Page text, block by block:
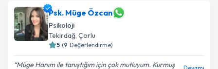
Psk. Müge Özcan
Psikoloji
Tekirdağ, Çorlu
5 (9 Değerlendirme)
Müge Hanım ile tanıştığım için çok mutluyum. Kurmuş